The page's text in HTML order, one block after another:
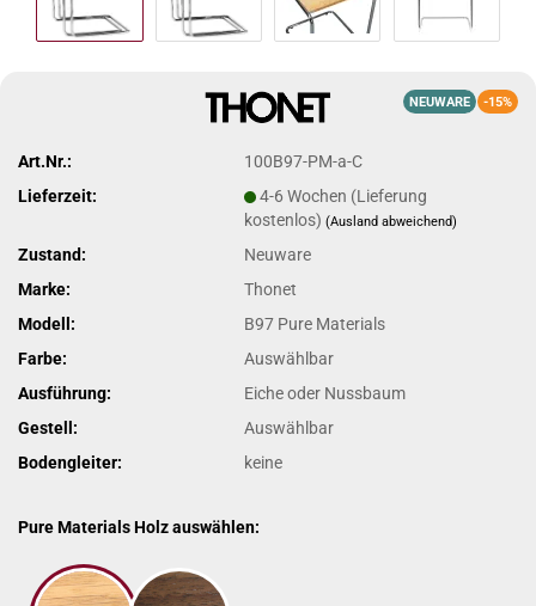
NEUWARE -15%
Art.Nr.:
100B97-PM-a-C
Lieferzeit:
4-6 Wochen (Lieferung
kostenlos)(Ausland abweichend)
Zustand:
Neuware
Marke:
Thonet
Modell:
B97 Pure Materials
Farbe:
Auswählbar
Ausführung:
Eiche oder Nussbaum
Gestell:
Auswählbar
Bodengleiter:
keine
Pure Materials Holz auswählen: